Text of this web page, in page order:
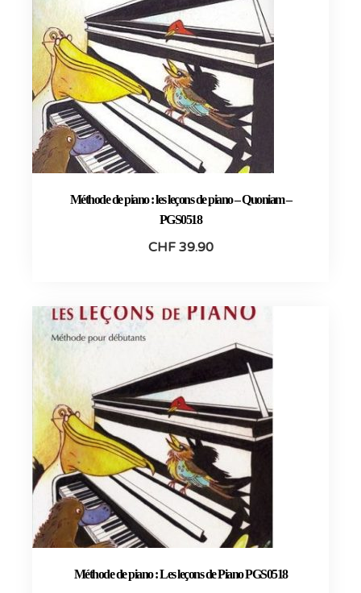
Méthode de piano : les leçons de piano – Quoniam –
PGS0518
CHF39.90
Méthode de piano : Les leçons de Piano PGS0518